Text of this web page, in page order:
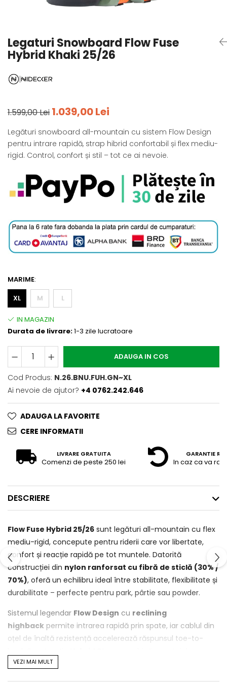
Curele
Sepci
Bustiere
Legaturi Snowboard Flow Fuse
Hybrid Khaki 25/26
1.599,00 Lei 1.039,00 Lei
Legături snowboard all-mountain cu sistem Flow Design
pentru intrare rapidă, strap hibrid confortabil și flex mediu-
rigid. Control, confort și stil – tot ce ai nevoie.
MARIME:
XL
M L
Durata de livrare:1-3 zile lucratoare
ADAUGA IN COS
Cod Produs: N.26.BNU.FUH.GN~XL
Ai nevoie de ajutor? +4 0762.242.646
ADAUGA LA FAVORITE
CERE INFORMATII
LIVRARE GRATUITA
Comenzi de peste 250 lei
GARANTIE
In caz ca va
DESCRIERE
Flow Fuse Hybrid 25/26 sunt legături all-mountain cu flex
mediu-rigid, concepute pentru riderii care vor libertate,
confort și reacție rapidă pe tot muntele. Datorită
construcției din nylon ranforsat cu fibră de sticlă (30% /
70%), oferă un echilibru ideal între stabilitate, flexibilitate și
durabilitate – perfecte pentru park, pârtie sau powder.
Sistemul legendar Flow Design cu reclining
highback permite intrarea rapidă prin spate, iar cablul din
oțel de înaltă rezistență accelerează răspunsul toe-to-
sistemului clasic cu cele de speed-entry – fixare rapidă,
VEZI MAI MULT